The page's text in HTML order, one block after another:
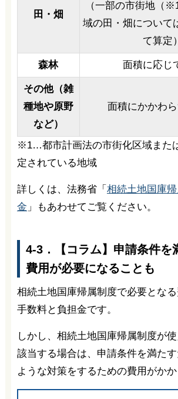
田・畑
（一部の市街地（
域の田・畑について
て算定）
森林 面積に応じ
その他（雑
種地や原野
など）
面積にかかわ
※1…都市計画法の市街化区域また
定されている地域
詳しくは、法務省「 相続土地国庫
金 」もあわせてご覧ください。
4-3．【コラム】申請条件を
費用が必要になることも
相続土地国庫帰属制度で必要とな
手数料と負担金です。
しかし、相続土地国庫帰属制度が
該当する場合は、申請条件を満た
ような対策をするための費用がかか